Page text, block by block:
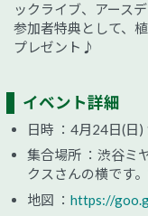
ックライブ、アース
参加者特典として、
プレゼント♪
イベント詳細
日時 ：4月24日(日
集合場所 ：渋谷ミ
クスさんの横です
地図 ： https://